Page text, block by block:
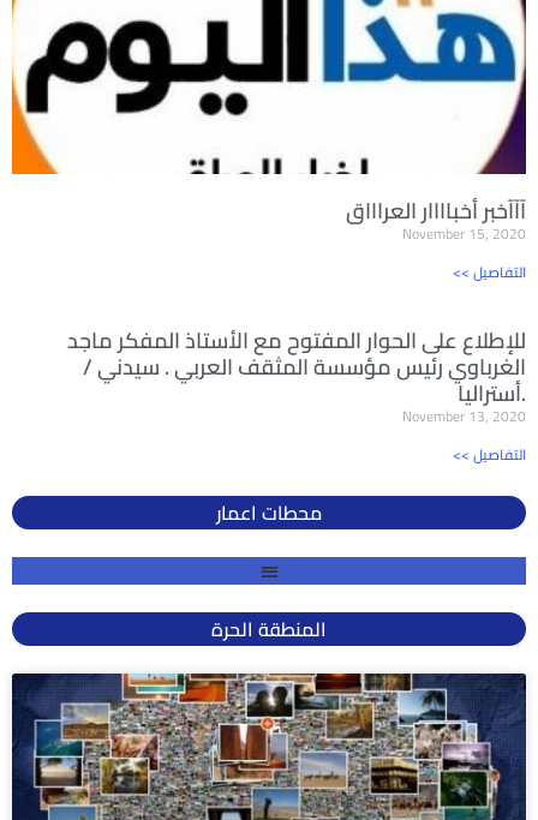
آآآخبر أخباااار العراااق
November 15, 2020
<< التفاصيل
للإطلاع على الحوار المفتوح مع الأستاذ المفكر ماجد
الغرباوي رئيس مؤسسة المثقف العربي . سيدني /
أستراليا.
November 13, 2020
<< التفاصيل
محطات اعمار
المنطقة الحرة